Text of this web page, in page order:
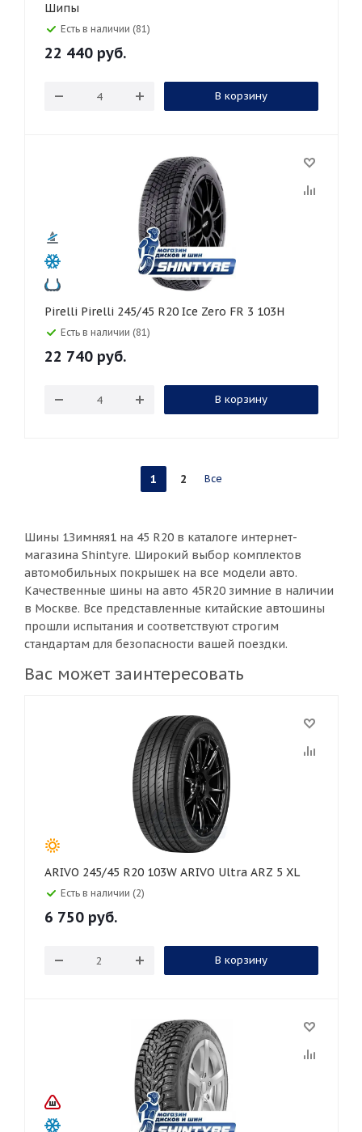
Шипы
Есть в наличии (81)
22 440 руб.
В корзину
Pirelli Pirelli 245/45 R20 Ice Zero FR 3 103H
Есть в наличии (81)
22 740 руб.
В корзину
1 2 Все
Шины 1Зимняя1 на 45 R20 в каталоге интернет-
магазина Shintyre. Широкий выбор комплектов
автомобильных покрышек на все модели авто.
Качественные шины на авто 45R20 зимние в наличии
в Москве. Все представленные китайские автошины
прошли испытания и соответствуют строгим
стандартам для безопасности вашей поездки.
Вас может заинтересовать
ARIVO 245/45 R20 103W ARIVO Ultra ARZ 5 XL
Есть в наличии (2)
6 750 руб.
В корзину